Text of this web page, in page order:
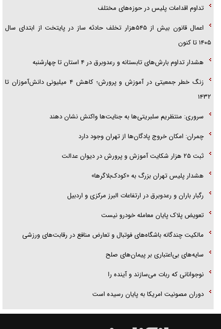
تداوم اقدامات پلیس در حوزه‌های مختلف
اعمال قانون بیش از ۵۴۵هزار تخلف حادثه ساز در پایتخت از ابتدای سال
۱۴۰۵ تا کنون
هشدار تداوم بارش‌های تابستانه و رعدوبرق در ۴ استان تا چهارشنبه
زنگ خطر جمعیتی در آموزش و پرورش؛ کاهش ۴ میلیونی دانش‌آموزان تا
۱۴۳۲
سروری: منتظریم سلبریتی‌ها به جنایت‌ها واکنش نشان دهند
چمران: امکان خروج پادگان‌ها از تهران وجود دارد
ثبت ۲۵ هزار شکایت آموزش و پرورش در دیوان عدالت
هشدار پلیس تهران بزرگ به «کودک‌بلاگرها»
رگبار باران و رعدوبرق در ارتفاعات البرز مرکزی و اردبیل
تعویض پلاک پایان معامله خودرو نیست
مالکیت چندگانه باشگاه‌های فوتبال و تعارض منافع در رقابت‌های ورزشی
سایه‌های بی‌اعتباری بر پیمان‌های صلح
نوجوانانی که ربات می‌سازند و آینده را
دوران مصونیت امریکا به پایان رسیده است